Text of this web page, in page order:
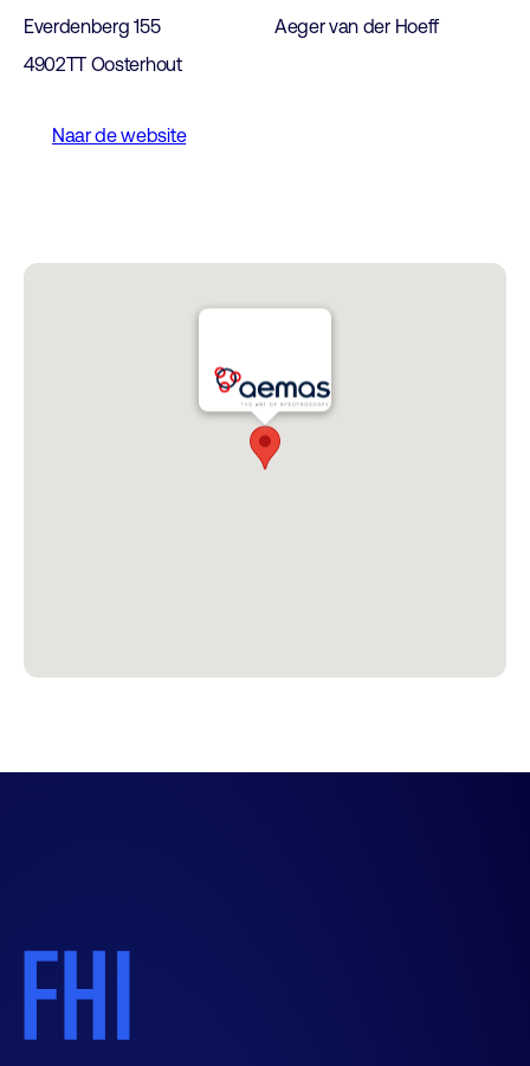
Everdenberg 155
4902TT Oosterhout
Aeger van der Hoeff
Naar de website